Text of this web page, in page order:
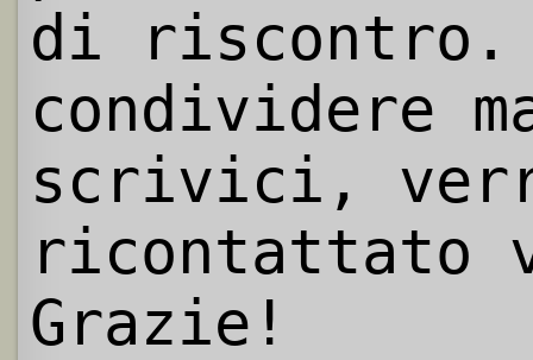
di riscontro.
condividere
scrivici,
ricontattato
Grazie!